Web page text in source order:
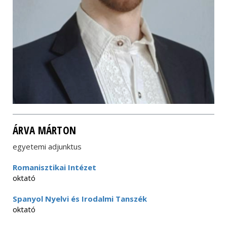
ÁRVA MÁRTON
egyetemi adjunktus
Romanisztikai Intézet
oktató
Spanyol Nyelvi és Irodalmi Tanszék
oktató